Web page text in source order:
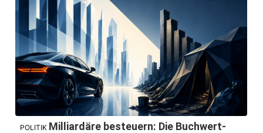
POLITIK Milliardäre besteuern: Die Buchwert-